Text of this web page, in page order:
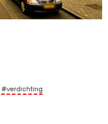
#verdichting